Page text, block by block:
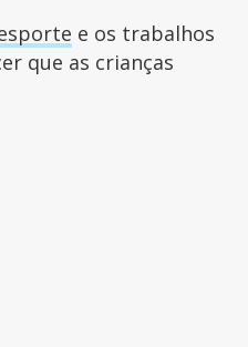
e os trabalhos
que as crianças